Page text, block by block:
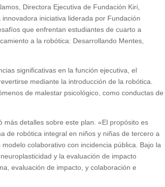
Directora Ejecutiva de Fundación Kiri,
iniciativa liderada por Fundación
que enfrentan estudiantes de cuarto a
a la robótica: Desarrollando Mentes,
significativas en la función ejecutiva, el
mediante la introducción de la robótica.
de malestar psicológico, como conductas de
detalles sobre este plan. «El propósito es
de robótica integral en niños y niñas de tercero a
colaborativo con incidencia pública. Bajo la
y la evaluación de impacto
evaluación de impacto, y colaboración e